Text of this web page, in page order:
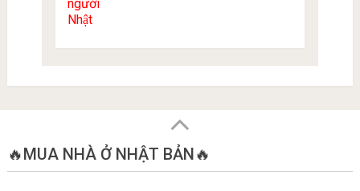
🔥MUA NHÀ Ở NHẬT BẢN🔥